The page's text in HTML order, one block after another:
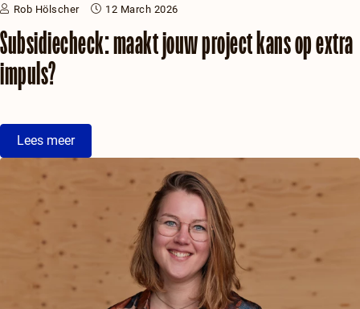
Rob Hölscher 12 March 2026
Subsidiecheck: maakt jouw project kans op extra
impuls?
Lees meer